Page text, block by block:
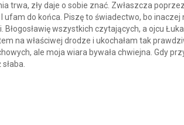
trwa, zły daje o sobie znać. Zwłaszcza
ufam do końca. Piszę to świadectwo, bo inaczej
wszystkich czytających, a ojcu
na właściwej drodze i ukochałam tak
ale moja wiara bywała chwiejna. Gdy